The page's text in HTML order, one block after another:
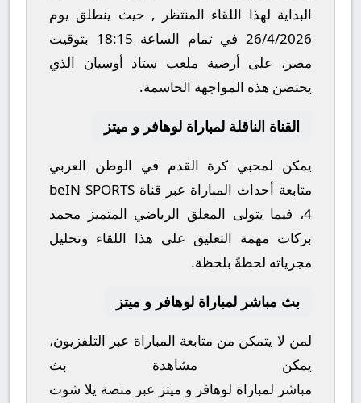
البداية لهذا اللقاء المنتظر , حيث ينطلق يوم
26/4/2026في تمام الساعة 18:15 بتوقيت
مصر، على أرضية ملعب ستاد أوسيان الذي
يحتضن هذه المواجهة الحاسمة.
القناة الناقلة لمباراة لوهافر و ميتز
يمكن لمحبي كرة القدم في الوطن العربي
متابعة أحداث المباراة عبر قناة beIN SPORTS
4، فيما يتولى المعلق الرياضي المتميز محمد
بركات مهمة التعليق على هذا اللقاء وتحليل
مجرياته لحظةً بلحظة.
بث مباشر لمباراة لوهافر و ميتز
لمن لا يتمكن من متابعة المباراة عبر التلفزيون،
يمكن مشاهدة بث
مباشر لمباراة لوهافر و ميتز عبر منصة يلا شوت